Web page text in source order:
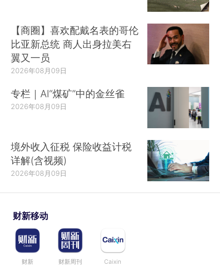
【商圈】喜欢配戴名表的哥伦
比亚新总统 商人出身拉美右
翼又一员
2026年08月09日
专栏｜AI“煤矿”中的金丝雀
2026年08月09日
境外收入征税 保险收益计税
详解(含视频)
2026年08月09日
财新移动
财新 财新周刊 Caixin